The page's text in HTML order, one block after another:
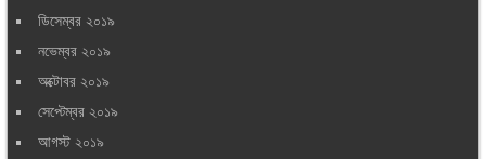
ডিসেম্বর ২০১৯
নভেম্বর ২০১৯
অক্টোবর ২০১৯
সেপ্টেম্বর ২০১৯
আগস্ট ২০১৯